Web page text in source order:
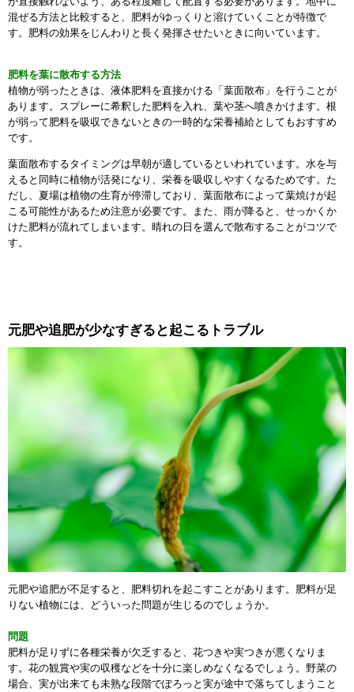
混ぜる方法と比較すると、肥料がゆっくりと溶けていくことが特徴で
す。肥料の効果をじんわりと長く発揮させたいときに向いています。
肥料を葉に散布する方法
植物が弱ったときは、液体肥料を直接かける「葉面散布」を行うことが
あります。スプレーに希釈した肥料を入れ、葉や茎へ噴きかけます。根
が弱って肥料を吸収できないときの一時的な栄養補給としてもおすすめ
です。
葉面散布するタイミングは早朝が適しているといわれています。水を与
えると同時に植物が活発になり、栄養を吸収しやすくなるためです。た
だし、夏場は植物の生育が停滞しており、葉面散布によって葉焼けが起
こる可能性があるため注意が必要です。また、雨が降ると、せっかくか
けた肥料が流れてしまいます。晴れの日を選んで散布することがコツで
す。
元肥や追肥が少なすぎると起こるトラブル
元肥や追肥が不足すると、肥料切れを起こすことがあります。肥料が足
りない植物には、どういった問題が生じるのでしょうか。
問題
肥料が足りずに各種栄養が欠乏すると、花つきや実つきが悪くなりま
す。花の観賞や実の収穫などを十分に楽しめなくなるでしょう。野菜の
場合、実が出来ても未熟な段階でぽろっと実が途中で落ちてしまうこと